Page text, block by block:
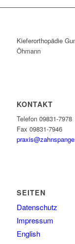
Kieferorthopädie
Öhmann
KONTAKT
Telefon 09831-7978
Fax 09831-7946
SEITEN
Datenschutz
Impressum
English